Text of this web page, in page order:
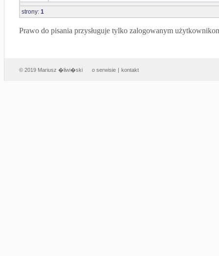
strony: 1
Prawo do pisania przysługuje tylko zalogowanym
© 2019 Mariusz �liwi�ski o serwisie | kontakt